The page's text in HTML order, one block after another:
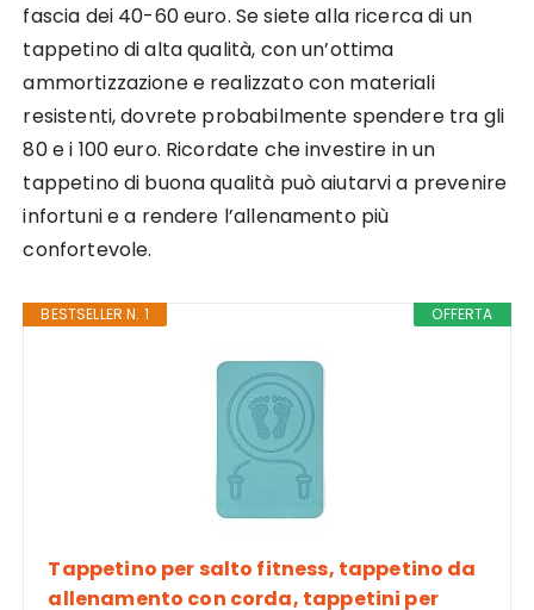
fascia dei 40-60 euro. Se siete alla ricerca di un
tappetino di alta qualità, con un’ottima
ammortizzazione e realizzato con materiali
resistenti, dovrete probabilmente spendere tra gli
80 e i 100 euro. Ricordate che investire in un
tappetino di buona qualità può aiutarvi a prevenire
infortuni e a rendere l’allenamento più
confortevole.
OFFERTA
BESTSELLER N. 1
Tappetino per salto fitness, tappetino da
allenamento con corda, tappetini per